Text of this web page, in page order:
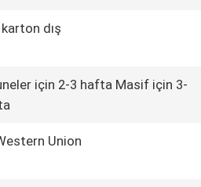
karton dış
için 2-3 hafta Masif için 3-
Union